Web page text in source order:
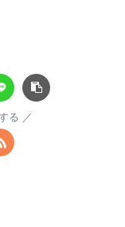
る